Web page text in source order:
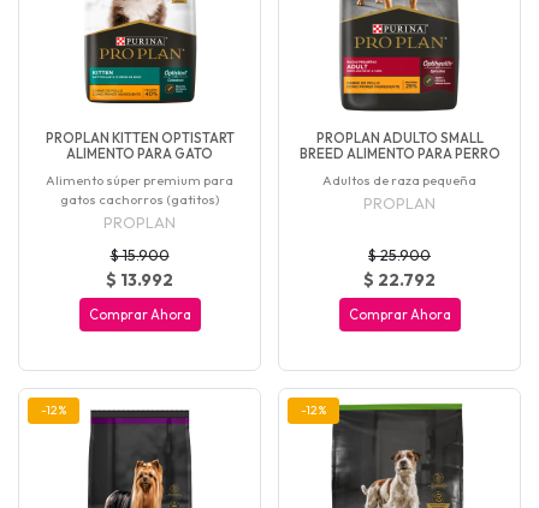
PROPLAN KITTEN OPTISTART
ALIMENTO PARA GATO
Alimento súper premium para
gatos cachorros (gatitos)
PROPLAN
$ 15.900
$ 13.992
Comprar Ahora
PROPLAN ADULTO SMALL
BREED ALIMENTO PARA PERRO
Adultos de raza pequeña
PROPLAN
$ 25.900
$ 22.792
Comprar Ahora
-12% -12%